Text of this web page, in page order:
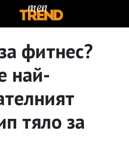
фитнес?
най-
тяло за